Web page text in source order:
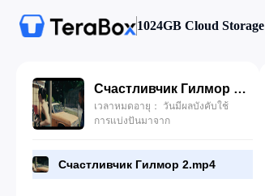
1024GB Cloud Storage
Счастливчик Гилмор 2.mp4
เวลาหมดอายุ： วันมีผลบังคับใช้
การแบ่งปันมาจาก
Счастливчик Гилмор 2.mp4